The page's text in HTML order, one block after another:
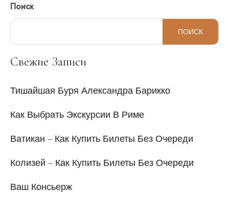
Поиск
ПОИСК
Свежие Записи
Тишайшая Буря Александра Барикко
Как Выбрать Экскурсии В Риме
Ватикан – Как Купить Билеты Без Очереди
Колизей – Как Купить Билеты Без Очереди
Ваш Консьерж